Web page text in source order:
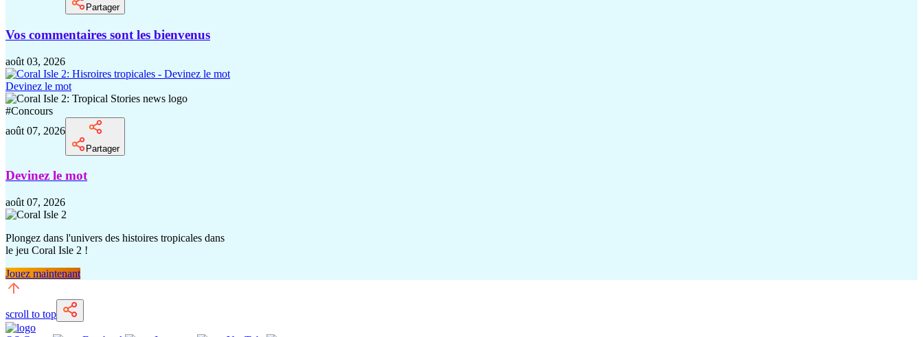
Partager
Vos commentaires sont les bienvenus
août 03, 2026
Devinez le mot
#Concours
août 07, 2026
Partager
Devinez le mot
août 07, 2026
Plongez dans l'univers des histoires tropicales dans
le jeu Coral Isle 2 !
Jouez maintenant
scroll to top